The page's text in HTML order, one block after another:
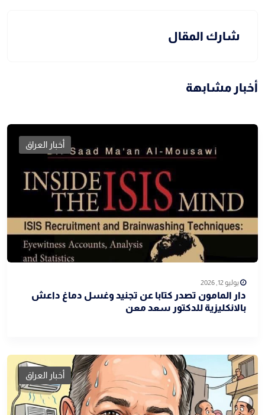
شارك المقال
أخبار مشابهة
أخبار العراق
يوليو 12, 2026
دار المامون تصدر كتابا عن تجنيد وغسل دماغ داعش
بالانكليزية للدكتور سعد معن
أخبار العراق